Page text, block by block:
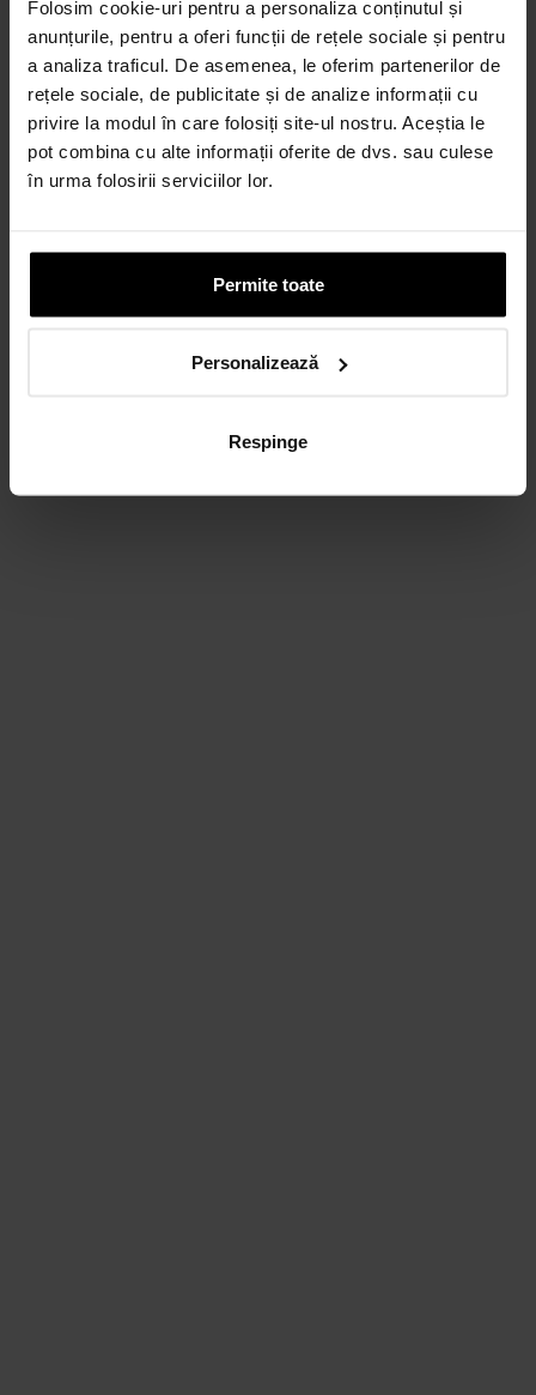
Folosim cookie-uri pentru a personaliza conținutul și
anunțurile, pentru a oferi funcții de rețele sociale și pentru
a analiza traficul. De asemenea, le oferim partenerilor de
rețele sociale, de publicitate și de analize informații cu
privire la modul în care folosiți site-ul nostru. Aceștia le
pot combina cu alte informații oferite de dvs. sau culese
în urma folosirii serviciilor lor.
Permite toate
Personalizează
Respinge